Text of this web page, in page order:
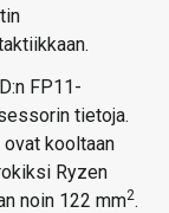
FP11-
tietoja.
kooltaan
Ryzen
noin 122 mm2.